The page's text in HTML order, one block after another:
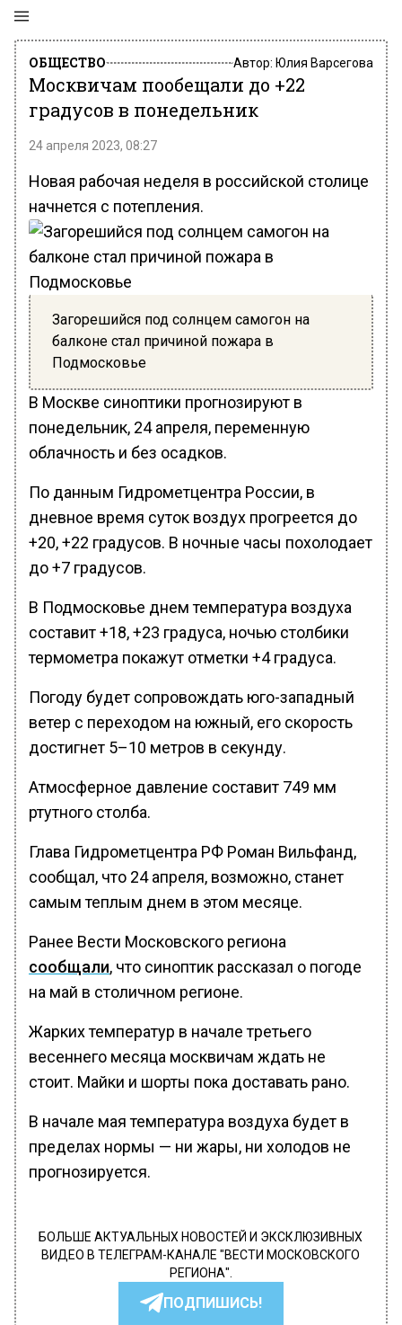
ОБЩЕСТВО Автор: Юлия Варсегова
Москвичам пообещали до +22
градусов в понедельник
24 апреля 2023, 08:27
Новая рабочая неделя в российской столице
начнется с потепления.
Загорешийся под солнцем самогон на
балконе стал причиной пожара в
Подмосковье
В Москве синоптики прогнозируют в
понедельник, 24 апреля, переменную
облачность и без осадков.
По данным Гидрометцентра России, в
дневное время суток воздух прогреется до
+20, +22 градусов. В ночные часы похолодает
до +7 градусов.
В Подмосковье днем температура воздуха
составит +18, +23 градуса, ночью столбики
термометра покажут отметки +4 градуса.
Погоду будет сопровождать юго-западный
ветер с переходом на южный, его скорость
достигнет 5–10 метров в секунду.
Атмосферное давление составит 749 мм
ртутного столба.
Глава Гидрометцентра РФ Роман Вильфанд,
сообщал, что 24 апреля, возможно, станет
самым теплым днем в этом месяце.
Ранее Вести Московского региона
сообщали, что синоптик рассказал о погоде
на май в столичном регионе.
Жарких температур в начале третьего
весеннего месяца москвичам ждать не
стоит. Майки и шорты пока доставать рано.
В начале мая температура воздуха будет в
пределах нормы — ни жары, ни холодов не
прогнозируется.
БОЛЬШЕ АКТУАЛЬНЫХ НОВОСТЕЙ И ЭКСКЛЮЗИВНЫХ
ВИДЕО В ТЕЛЕГРАМ-КАНАЛЕ "ВЕСТИ МОСКОВСКОГО
РЕГИОНА".
ПОДПИШИСЬ!